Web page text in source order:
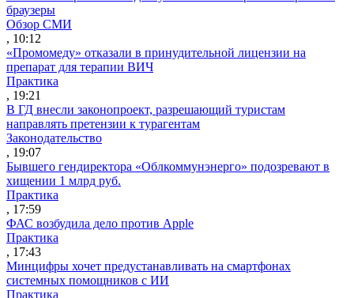
браузеры
Обзор СМИ
, 10:12
«Промомеду» отказали в принудительной лицензии на
препарат для терапии ВИЧ
Практика
, 19:21
В ГД внесли законопроект, разрешающий туристам
направлять претензии к турагентам
Законодательство
, 19:07
Бывшего гендиректора «Облкоммунэнерго» подозревают в
хищении 1 млрд руб.
Практика
, 17:59
ФАС возбудила дело против Apple
Практика
, 17:43
Минцифры хочет предустанавливать на смартфонах
системных помощников с ИИ
Практика